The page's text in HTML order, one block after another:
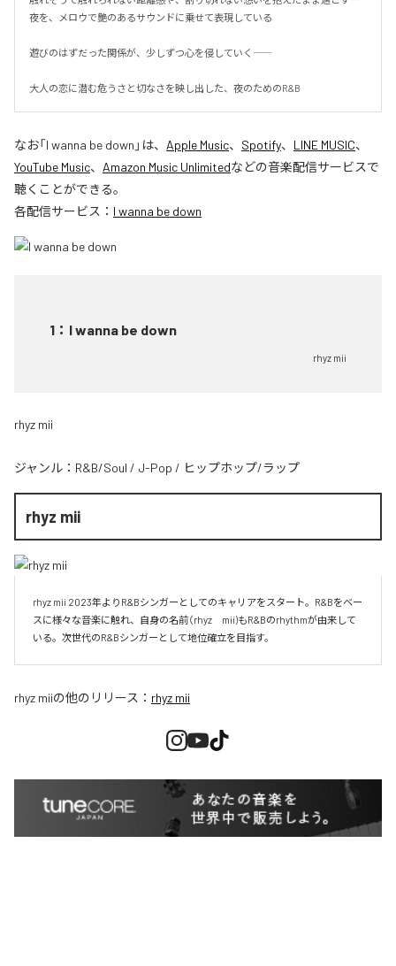
夜を、メロウで艶のあるサウンドに乗せて表現している
遊びのはずだった関係が、少しずつ心を侵していく――
大人の恋に潜む危うさと切なさを映し出した、夜のためのR&B
なお「I wanna be down 」は、 Apple Music、 Spotify、 LINE MUSIC、
YouTube Music、 Amazon Music Unlimitedなどの音楽配信サービスで
聴くことができる。
各配信サービス： I wanna be down
1 ： I wanna be down
rhyz mii
rhyz mii
ジャンル： R&B/Soul / J-Pop / ヒップホップ/ラップ
rhyz mii
rhyz mii 2023年よりR&Bシンガーとしてのキャリアをスタート。R&Bをベー
スに様々な音楽に触れ、自身の名前（rhyz　mii)もR&Bのrhythmが由来して
いる。次世代のR&Bシンガーとして地位確立を目指す。
rhyz miiの他のリリース： rhyz mii